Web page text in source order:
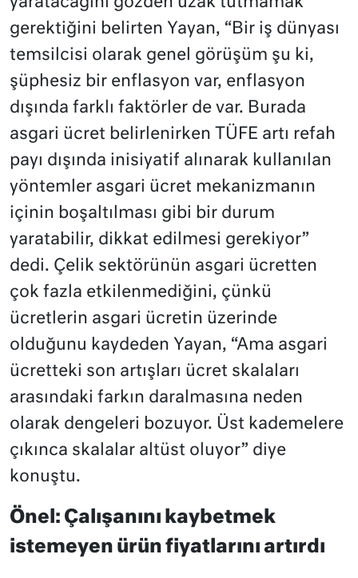
gerektiğini belirten Yayan, “Bir iş dünyası
temsilcisi olarak genel görüşüm şu ki,
şüphesiz bir enflasyon var, enflasyon
dışında farklı faktörler de var. Burada
asgari ücret belirlenirken TÜFE artı refah
payı dışında inisiyatif alınarak kullanılan
yöntemler asgari ücret mekanizmanın
içinin boşaltılması gibi bir durum
yaratabilir, dikkat edilmesi gerekiyor”
dedi. Çelik sektörünün asgari ücretten
çok fazla etkilenmediğini, çünkü
ücretlerin asgari ücretin üzerinde
olduğunu kaydeden Yayan, “Ama asgari
ücretteki son artışları ücret skalaları
arasındaki farkın daralmasına neden
olarak dengeleri bozuyor. Üst kademelere
çıkınca skalalar altüst oluyor” diye
konuştu.
Önel: Çalışanını kaybetmek
istemeyen ürün fiyatlarını artırdı